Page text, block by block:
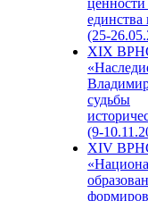
единства
(25-
XIX
судьбы
(9-
XIV